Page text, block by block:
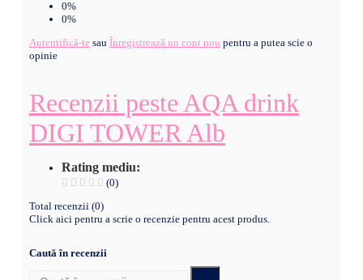
0%
0%
Autentifică-te sau Înregistrează un cont nou pentru a putea scie o
opinie
Recenzii peste AQA drink
DIGI TOWER Alb
Rating mediu:
(0)
Total recenzii (0)
Click aici pentru a scrie o recenzie pentru acest produs.
Caută în recenzii